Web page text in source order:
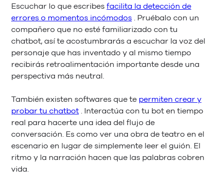
Escuchar lo que escribesfacilita la detección de
errores o momentos incómodos . Pruébalo con un
compañero que no esté familiarizado con tu
chatbot, así te acostumbrarás a escuchar la voz del
personaje que has inventado y al mismo tiempo
recibirás retroalimentación importante desde una
perspectiva más neutral.
También existen softwares que te permiten crear y
probar tu chatbot . Interactúa con tu bot en tiempo
real para hacerte una idea del flujo de
conversación. Es como ver una obra de teatro en el
escenario en lugar de simplemente leer el guión. El
ritmo y la narración hacen que las palabras cobren
vida.